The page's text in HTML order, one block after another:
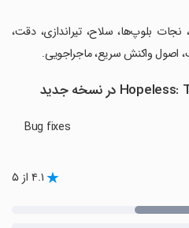
نجات بلوپ‌ها، سلاح، تیراندازی، دقت،
اصول واکنش سریع، ماجراجویی.
Bug fixes
۴.۱ از ۵